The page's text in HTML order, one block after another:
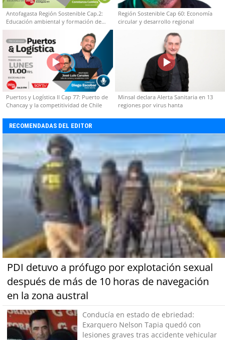
Antofagasta Región Sostenible Cap.2:
Educación ambiental y formación de
capacidades técnicas
Región Sostenible Cap 60: Economía
circular y desarrollo regional
Puertos y Logística II Cap 77: Puerto de
Chancay y la competitividad de Chile
Minsal declara Alerta Sanitaria en 13
regiones por virus hanta
RECOMENDADAS DEL EDITOR
PDI detuvo a prófugo por explotación sexual
después de más de 10 horas de navegación
en la zona austral
Conducía en estado de ebriedad:
Exarquero Nelson Tapia quedó con
lesiones graves tras accidente vehicular